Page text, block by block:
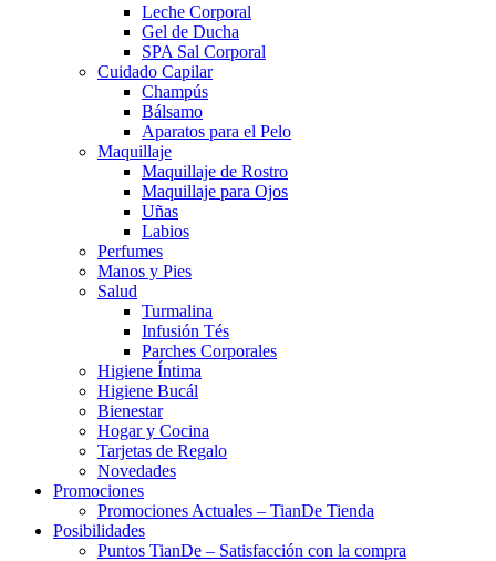
Leche Corporal
Gel de Ducha
SPA Sal Corporal
Cuidado Capilar
Champús
Bálsamo
Aparatos para el Pelo
Maquillaje
Maquillaje de Rostro
Maquillaje para Ojos
Uñas
Labios
Perfumes
Manos y Pies
Salud
Turmalina
Infusión Tés
Parches Corporales
Higiene Íntima
Higiene Bucál
Bienestar
Hogar y Cocina
Tarjetas de Regalo
Novedades
Promociones
Promociones Actuales – TianDe Tienda
Posibilidades
Puntos TianDe – Satisfacción con la compra